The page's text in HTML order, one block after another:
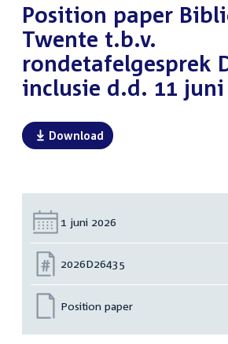
:Position paper
Twente t.b.v.
rondetafelgesprek
inclusie d.d. 11 juni
Download
Datum:
1 juni 2026
Nummer:
2026D26435
Position paper